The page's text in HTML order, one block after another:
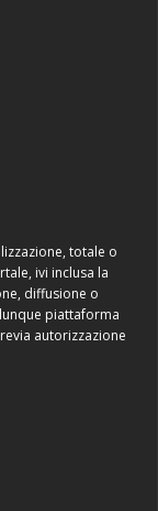
totale o
ivi inclusa la
diffusione o
piattaforma
autorizzazione